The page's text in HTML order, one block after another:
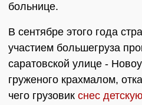
больнице.
В сентябре этого года
участием большегруза
саратовской улице -
груженого крахмалом,
чего грузовик снес